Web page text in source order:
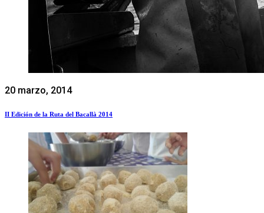
20 marzo, 2014
II Edición de la Ruta del Bacallà 2014